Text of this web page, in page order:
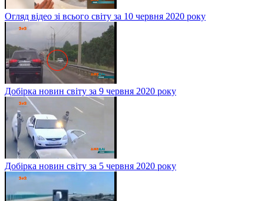
Огляд відео зі всього світу за 10 червня 2020 року
Добірка новин світу за 9 червня 2020 року
Добірка новин світу за 5 червня 2020 року